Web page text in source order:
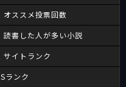
オススメ投票回数
読書した人が多い小説
サイトランク
Sランク